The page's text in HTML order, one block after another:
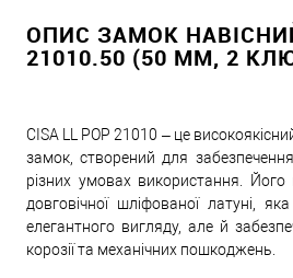
ОПИС ЗАМОК
21010.50 (50 ММ, 2
CISA LL POP 21010 – це
замок, створений для
різних умовах використання.
довговічної шліфованої латуні,
елегантного вигляду, але й
корозії та механічних пошкоджень.